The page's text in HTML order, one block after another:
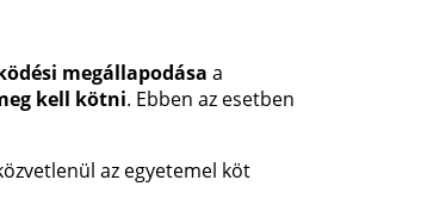
megállapodása a
kell kötni. Ebben az esetben
az egyetemel köt